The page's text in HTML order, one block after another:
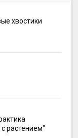
хвостики
растением"